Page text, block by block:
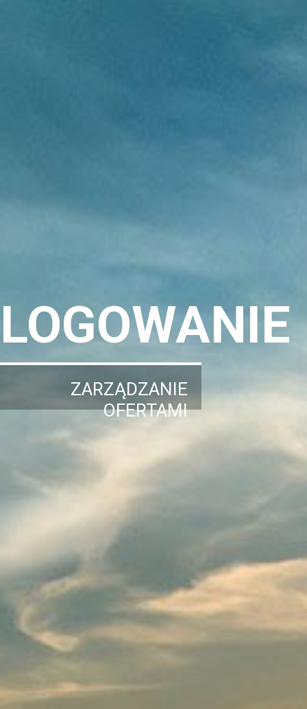
LOGOWANIE
ZARZĄDZANIE
OFERTAMI